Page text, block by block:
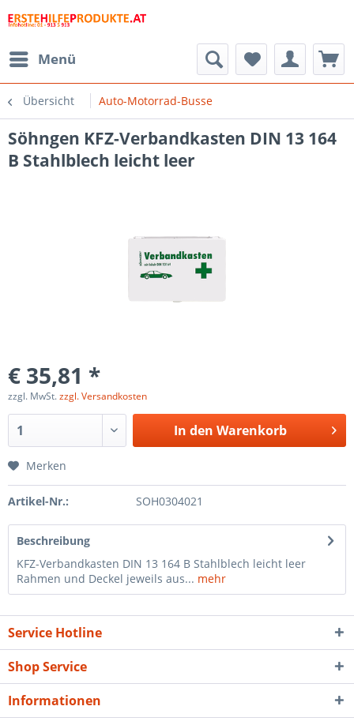
Menü
Übersicht Auto-Motorrad-Busse
Söhngen KFZ-Verbandkasten DIN 13 164
B Stahlblech leicht leer
€ 35,81 *
zzgl. MwSt.zzgl. Versandkosten
In den Warenkorb
Merken
Artikel-Nr.: SOH0304021
Beschreibung
KFZ-Verbandkasten DIN 13 164 B Stahlblech leicht leer
Rahmen und Deckel jeweils aus... mehr
Service Hotline
Shop Service
Informationen